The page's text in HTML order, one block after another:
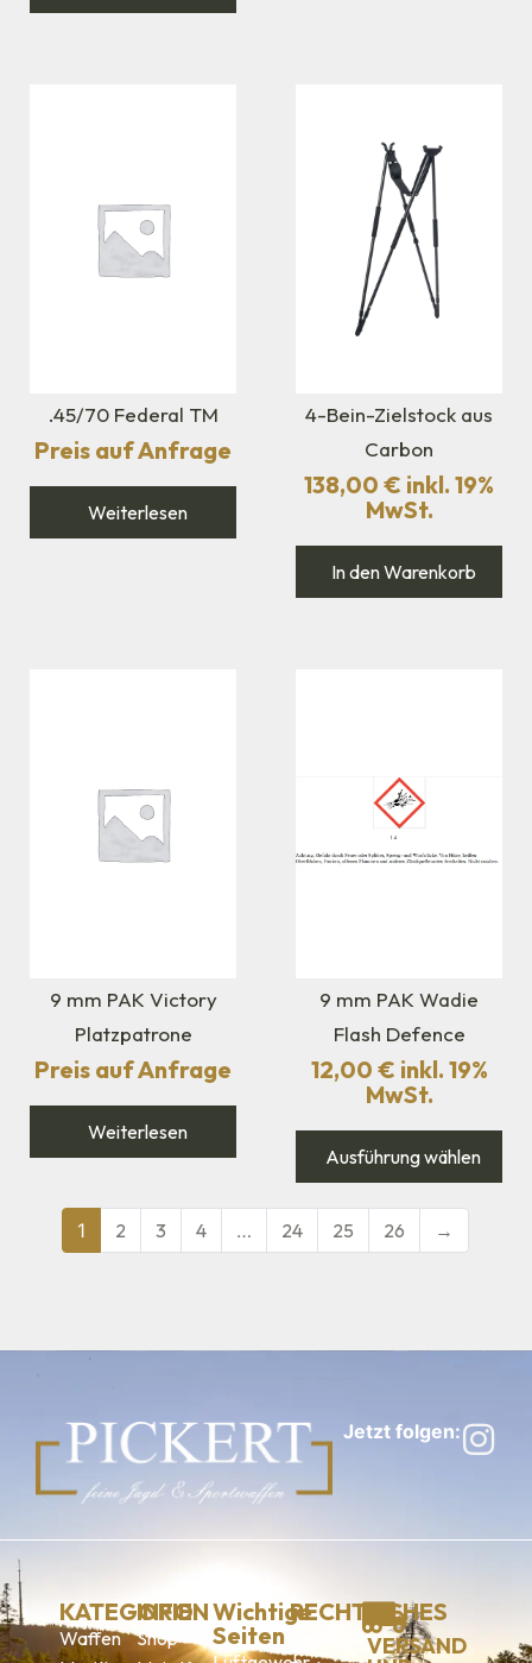
.45/70 Federal TM
Preis auf Anfrage
Weiterlesen
4-Bein-Zielstock aus
Carbon
138,00 € inkl. 19%
MwSt.
In den Warenkorb
9 mm PAK Victory
Platzpatrone
Preis auf Anfrage
Weiterlesen
9 mm PAK Wadie
Flash Defence
12,00 € inkl. 19%
MwSt.
Ausführung wählen
1 2 3 4 … 24 25 26 →
Jetzt folgen:
KATEGORIEN
Waffen
INFO
Shop
Wichtige
Seiten
RECHTLICHES
ImpressumVERSAND